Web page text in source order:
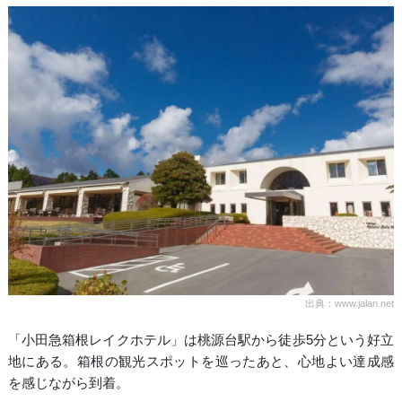
出典：www.jalan.net
「小田急箱根レイクホテル」は桃源台駅から徒歩5分という好立
地にある。箱根の観光スポットを巡ったあと、心地よい達成感
を感じながら到着。